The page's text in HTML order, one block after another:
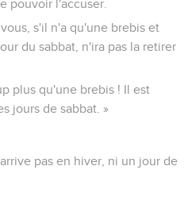
pouvoir l'accuser.
s'il n'a qu'une brebis et
du sabbat, n'ira pas la retirer
plus qu'une brebis ! Il est
jours de sabbat. »
pas en hiver, ni un jour de